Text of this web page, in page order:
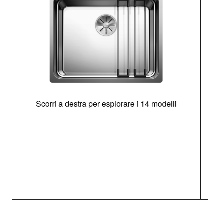
Scorri a destra per esplorare i 14 modelli